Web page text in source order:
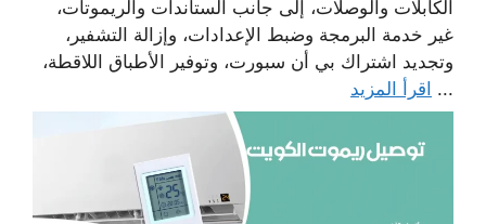
الكابلات والوصلات، إلى جانب الستاندات والريموتات،
غير خدمة البرمجة وضبط الإعدادات، وإزالة التشفير،
وتجديد اشتراك بي أن سبورت، وتوفير الأطباق اللاقطة،
... اقرأ المزيد